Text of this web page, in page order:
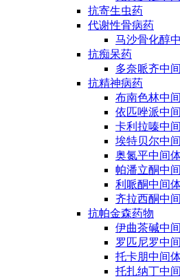
抗寄生虫药
代谢性骨病药
马沙骨化醇
抗痴呆药
多奈哌齐中
抗精神病药
布南色林中
依匹唑派中
卡利拉嗪中
埃特贝尔中
奥氮平中间
帕潘立酮中
利哌酮中间
齐拉西酮中
抗帕金森药物
伊曲茶碱中
罗匹尼罗中
托卡朋中间
托扎纳丁中